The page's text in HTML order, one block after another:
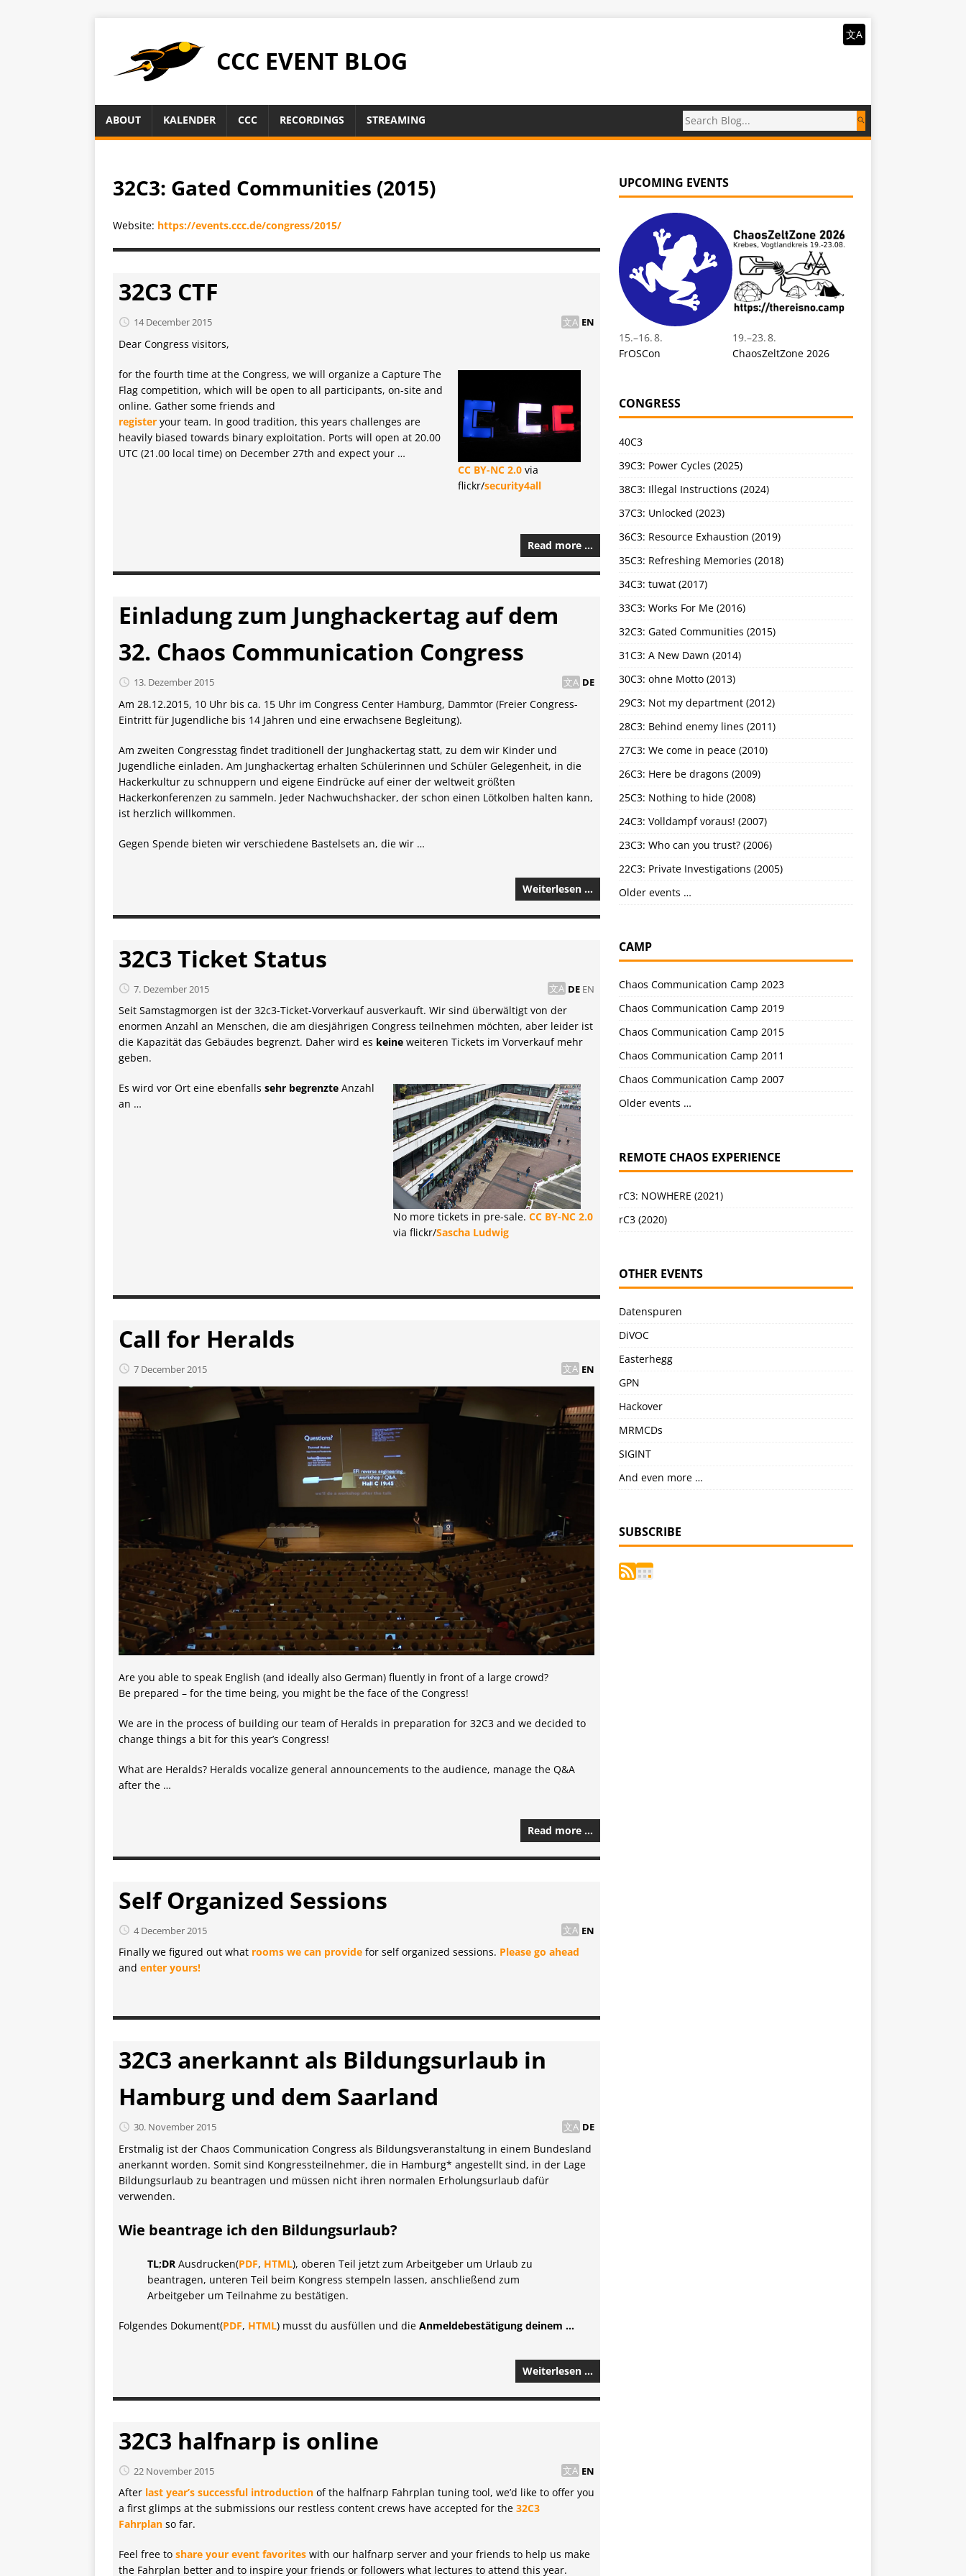
CCC EVENT BLOG
文A
ABOUT KALENDER CCC RECORDINGS STREAMING
32C3: Gated Communities (2015)
Website: https://events.ccc.de/congress/2015/
32C3 CTF
14 December 2015 EN
Dear Congress visitors,
CC BY-NC 2.0 via
flickr/security4all
for the fourth time at the Congress, we will organize a Capture The
Flag competition, which will be open to all participants, on-site and
online. Gather some friends and
register your team. In good tradition, this years challenges are
heavily biased towards binary exploitation. Ports will open at 20.00
UTC (21.00 local time) on December 27th and expect your …
Read more …
Einladung zum Junghackertag auf dem
32. Chaos Communication Congress
13. Dezember 2015 DE
Am 28.12.2015, 10 Uhr bis ca. 15 Uhr im Congress Center Hamburg, Dammtor (Freier Congress-
Eintritt für Jugendliche bis 14 Jahren und eine erwachsene Begleitung).
Am zweiten Congresstag findet traditionell der Junghackertag statt, zu dem wir Kinder und
Jugendliche einladen. Am Junghackertag erhalten Schülerinnen und Schüler Gelegenheit, in die
Hackerkultur zu schnuppern und eigene Eindrücke auf einer der weltweit größten
Hackerkonferenzen zu sammeln. Jeder Nachwuchshacker, der schon einen Lötkolben halten kann,
ist herzlich willkommen.
Gegen Spende bieten wir verschiedene Bastelsets an, die wir …
Weiterlesen …
32C3 Ticket Status
7. Dezember 2015 DE EN
Seit Samstagmorgen ist der 32c3-Ticket-Vorverkauf ausverkauft. Wir sind überwältigt von der
enormen Anzahl an Menschen, die am diesjährigen Congress teilnehmen möchten, aber leider ist
die Kapazität das Gebäudes begrenzt. Daher wird es keine weiteren Tickets im Vorverkauf mehr
geben.
No more tickets in pre-sale.CC BY-NC 2.0
via flickr/Sascha Ludwig
Es wird vor Ort eine ebenfalls sehr begrenzte Anzahl
an …
Call for Heralds
7 December 2015 EN
Are you able to speak English (and ideally also German) fluently in front of a large crowd?
Be prepared – for the time being, you might be the face of the Congress!
We are in the process of building our team of Heralds in preparation for 32C3 and we decided to
change things a bit for this year’s Congress!
What are Heralds? Heralds vocalize general announcements to the audience, manage the Q&A
after the …
Read more …
Self Organized Sessions
4 December 2015 EN
Finally we figured out what rooms we can provide for self organized sessions. Please go ahead
and enter yours!
32C3 anerkannt als Bildungsurlaub in
Hamburg und dem Saarland
30. November 2015 DE
Erstmalig ist der Chaos Communication Congress als Bildungsveranstaltung in einem Bundesland
anerkannt worden. Somit sind Kongressteilnehmer, die in Hamburg* angestellt sind, in der Lage
Bildungsurlaub zu beantragen und müssen nicht ihren normalen Erholungsurlaub dafür
verwenden.
Wie beantrage ich den Bildungsurlaub?
TL;DR Ausdrucken(PDF, HTML), oberen Teil jetzt zum Arbeitgeber um Urlaub zu
beantragen, unteren Teil beim Kongress stempeln lassen, anschließend zum
Arbeitgeber um Teilnahme zu bestätigen.
Folgendes Dokument(PDF, HTML) musst du ausfüllen und die Anmeldebestätigung deinem …
Weiterlesen …
32C3 halfnarp is online
22 November 2015 EN
After last year’s successful introduction of the halfnarp Fahrplan tuning tool, we’d like to offer you
a first glimps at the submissions our restless content crews have accepted for the 32C3
Fahrplan so far.
Feel free to share your event favorites with our halfnarp server and your friends to help us make
the Fahrplan better and to inspire your friends or followers what lectures to attend this year.
UPCOMING EVENTS
15.–16. 8.
FrOSCon
19.–23. 8.
ChaosZeltZone 2026
CONGRESS
40C3
39C3: Power Cycles (2025)
38C3: Illegal Instructions (2024)
37C3: Unlocked (2023)
36C3: Resource Exhaustion (2019)
35C3: Refreshing Memories (2018)
34C3: tuwat (2017)
33C3: Works For Me (2016)
32C3: Gated Communities (2015)
31C3: A New Dawn (2014)
30C3: ohne Motto (2013)
29C3: Not my department (2012)
28C3: Behind enemy lines (2011)
27C3: We come in peace (2010)
26C3: Here be dragons (2009)
25C3: Nothing to hide (2008)
24C3: Volldampf voraus! (2007)
23C3: Who can you trust? (2006)
22C3: Private Investigations (2005)
Older events …
CAMP
Chaos Communication Camp 2023
Chaos Communication Camp 2019
Chaos Communication Camp 2015
Chaos Communication Camp 2011
Chaos Communication Camp 2007
Older events …
REMOTE CHAOS EXPERIENCE
rC3: NOWHERE (2021)
rC3 (2020)
OTHER EVENTS
Datenspuren
DiVOC
Easterhegg
GPN
Hackover
MRMCDs
SIGINT
And even more …
SUBSCRIBE